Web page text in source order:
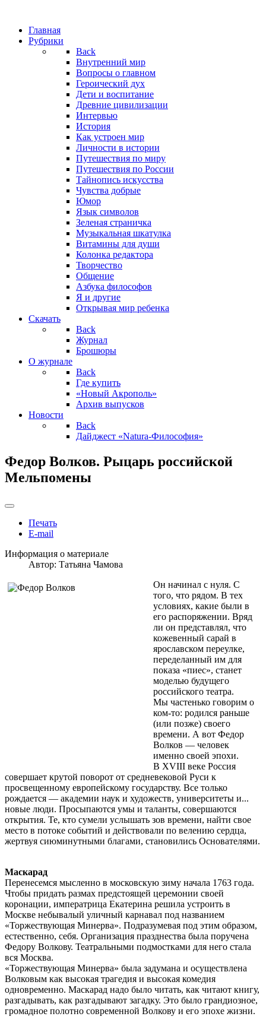
Главная
Рубрики
Back
Внутренний мир
Вопросы о главном
Героический дух
Дети и воспитание
Древние цивилизации
Интервью
История
Как устроен мир
Личности в истории
Путешествия по миру
Путешествия по России
Тайнопись искусства
Чувства добрые
Юмор
Язык символов
Зеленая страничка
Музыкальная шкатулка
Витамины для души
Колонка редактора
Творчество
Общение
Азбука философов
Я и другие
Открывая мир ребенка
Скачать
Back
Журнал
Брошюры
О журнале
Back
Где купить
«Новый Акрополь»
Архив выпусков
Новости
Back
Дайджест «Natura-Философия»
Федор Волков. Рыцарь российской
Мельпомены
Печать
E-mail
Информация о материале
Автор: Татьяна Чамова
Он начинал с нуля. С
того, что рядом. В тех
условиях, какие были в
его распоряжении. Вряд
ли он представлял, что
кожевенный сарай в
ярославском переулке,
переделанный им для
показа «пиес», станет
моделью будущего
российского театра.
Мы частенько говорим о
ком-то: родился раньше
(или позже) своего
времени. А вот Федор
Волков — человек
именно своей эпохи.
В XVIII веке Россия
совершает крутой поворот от средневековой Руси к
просвещенному европейскому государству. Все только
рождается — академии наук и художеств, университеты и...
новые люди. Просыпаются умы и таланты, совершаются
открытия. Те, кто сумели услышать зов времени, найти свое
место в потоке событий и действовали по велению сердца,
жертвуя сиюминутными благами, становились Основателями.
Маскарад
Перенесемся мысленно в московскую зиму начала 1763 года.
Чтобы придать размах предстоящей церемонии своей
коронации, императрица Екатерина решила устроить в
Москве небывалый уличный карнавал под названием
«Торжествующая Минерва». Подразумевая под этим образом,
естественно, себя. Организация празднества была поручена
Федору Волкову. Театральными подмостками для него стала
вся Москва.
«Торжествующая Минерва» была задумана и осуществлена
Волковым как высокая трагедия и высокая комедия
одновременно. Маскарад надо было читать, как читают книгу,
разгадывать, как разгадывают загадку. Это было грандиозное,
громадное полотно современной Волкову и его эпохе жизни.